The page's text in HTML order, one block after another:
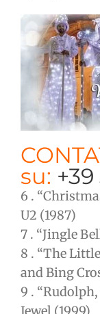
su: +39
6 .
U2 (1987)
7 . “Jingle
8 . “The
and Bing
9 .